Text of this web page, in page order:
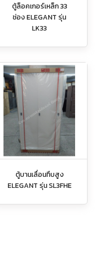
ตู้ล็อคเกอร์เหล็ก 33
ช่อง ELEGANT รุ่น
LK33
ตู้บานเลื่อนทึบสูง
ELEGANT รุ่น SL3FHE